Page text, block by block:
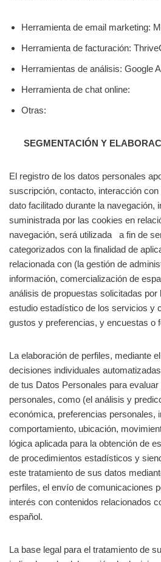
Herramienta de email marketing:
Herramienta de facturación:
Herramientas de análisis: Google
Herramienta de chat online:
Otras:
SEGMENTACIÓN Y
El registro de los datos personales
suscripción, contacto, interacción
dato facilitado durante la navegación,
suministrada por las cookies en
navegación, será utilizada a fin de
categorizados con la finalidad de
relacionada con (la gestión de
información, comercialización de
análisis de propuestas solicitadas por
estudio estadístico de los servicios y
gustos y preferencias, y encuestas o
La elaboración de perfiles, mediante
decisiones individuales
de tus Datos Personales para
personales, como (el análisis y
económica, preferencias personales,
comportamiento, ubicación,
lógica aplicada para la obtención de
de procedimientos estadísticos y
este tratamiento de sus datos
perfiles, el envío de comunicaciones
interés con contenidos relacionados
español.
La base legal para el tratamiento de